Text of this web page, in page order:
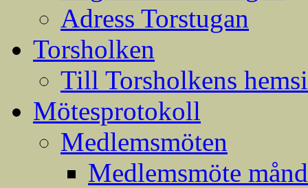
Adress Torstugan
Torsholken
Till Torsholkens
Mötesprotokoll
Medlemsmöten
Medlemsmöte